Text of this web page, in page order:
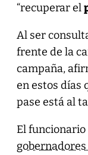
“recuperar el
Al ser
frente de la
campaña,
en estos días
pase está al
El funcionario
gobernadores